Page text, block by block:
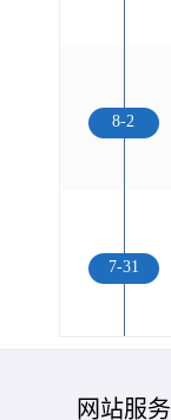
8-2
7-31
网站服务